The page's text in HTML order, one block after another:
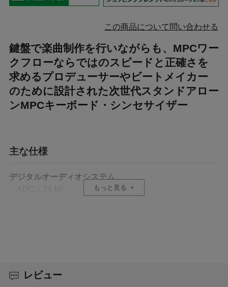
この商品について問い合わせる
鍵盤で楽曲制作を行いながらも、MPCワー
クフローならではのスピードと正確さを
求めるプロデューサーやビートメイカー
のために設計された次世代スタンドアロー
ンMPCキーボード・シンセサイザー
主な仕様
デジタルオーディオシステム
周波数特性：20 Hz – 20 kHz（+0.2/－0.5 dB）
S/N比：107 dB（1 kHz、+6 dBV、A特性）
もっと見る
レビュー